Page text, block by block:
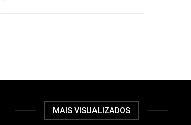
MAIS VISUALIZADOS